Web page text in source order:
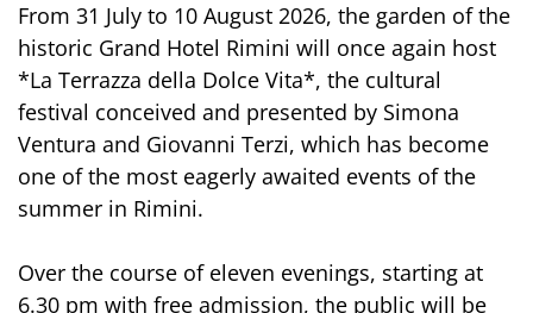
From 31 July to 10 August 2026, the garden of the
historic Grand Hotel Rimini will once again host
*La Terrazza della Dolce Vita*, the cultural
festival conceived and presented by Simona
Ventura and Giovanni Terzi, which has become
one of the most eagerly awaited events of the
summer in Rimini.
Over the course of eleven evenings, starting at
6.30 pm with free admission, the public will be